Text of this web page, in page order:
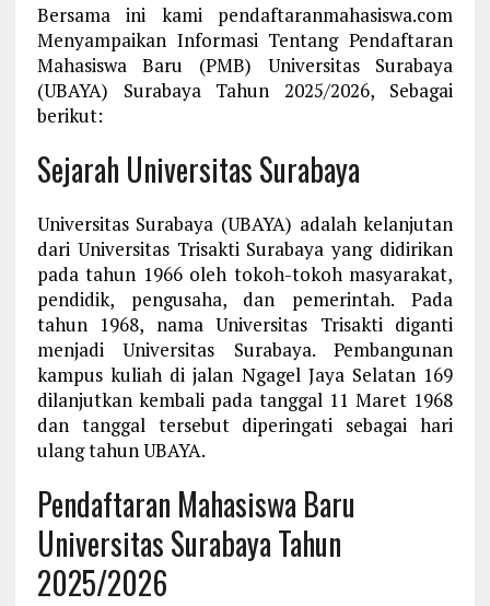
Bersama ini kami pendaftaranmahasiswa.com
Menyampaikan Informasi Tentang Pendaftaran
Mahasiswa Baru (PMB) Universitas Surabaya
(UBAYA) Surabaya Tahun 2025/2026, Sebagai
berikut:
Sejarah Universitas Surabaya
Universitas Surabaya (UBAYA) adalah kelanjutan
dari Universitas Trisakti Surabaya yang didirikan
pada tahun 1966 oleh tokoh-tokoh masyarakat,
pendidik, pengusaha, dan pemerintah. Pada
tahun 1968, nama Universitas Trisakti diganti
menjadi Universitas Surabaya. Pembangunan
kampus kuliah di jalan Ngagel Jaya Selatan 169
dilanjutkan kembali pada tanggal 11 Maret 1968
dan tanggal tersebut diperingati sebagai hari
ulang tahun UBAYA.
Pendaftaran Mahasiswa Baru
Universitas Surabaya Tahun
2025/2026